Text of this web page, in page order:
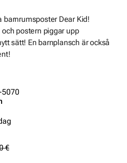
Dear Kid!
postern piggar upp
sätt! En barnplansch är också
5070
€